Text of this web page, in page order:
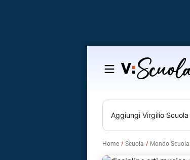
Salta
contenuto
Aggiungi Virgilio Scuola
Home Scuola Mondo Scuola